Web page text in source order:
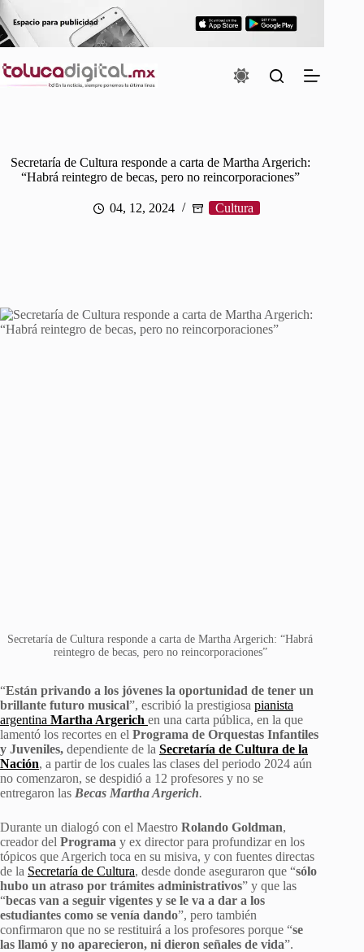
Saltar
al
contenido
Secretaría de Cultura responde a carta de Martha Argerich:
“Habrá reintegro de becas, pero no reincorporaciones”
04, 12, 2024 Cultura
Secretaría de Cultura responde a carta de Martha Argerich: “Habrá
reintegro de becas, pero no reincorporaciones”
“Están privando a los jóvenes la oportunidad de tener un
brillante futuro musical”, escribió la prestigiosa pianista
argentina Martha Argerich en una carta pública, en la que
lamentó los recortes en el Programa de Orquestas Infantiles
y Juveniles, dependiente de la Secretaría de Cultura de la
Nación, a partir de los cuales las clases del periodo 2024 aún
no comenzaron, se despidió a 12 profesores y no se
entregaron las Becas Martha Argerich.
Durante un dialogó con el Maestro Rolando Goldman,
creador del Programa y ex director para profundizar en los
tópicos que Argerich toca en su misiva, y con fuentes directas
de la Secretaría de Cultura, desde donde aseguraron que “sólo
hubo un atraso por trámites administrativos” y que las
“becas van a seguir vigentes y se le va a dar a los
estudiantes como se venía dando”, pero también
confirmaron que no se restituirá a los profesores porque “se
las llamó y no aparecieron, ni dieron señales de vida”.